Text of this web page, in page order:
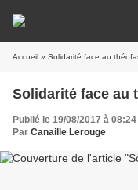
Accueil » Solidarité face au
Solidarité face au
Publié le 19/08/2017 à 08:24
Par Canaille Lerouge